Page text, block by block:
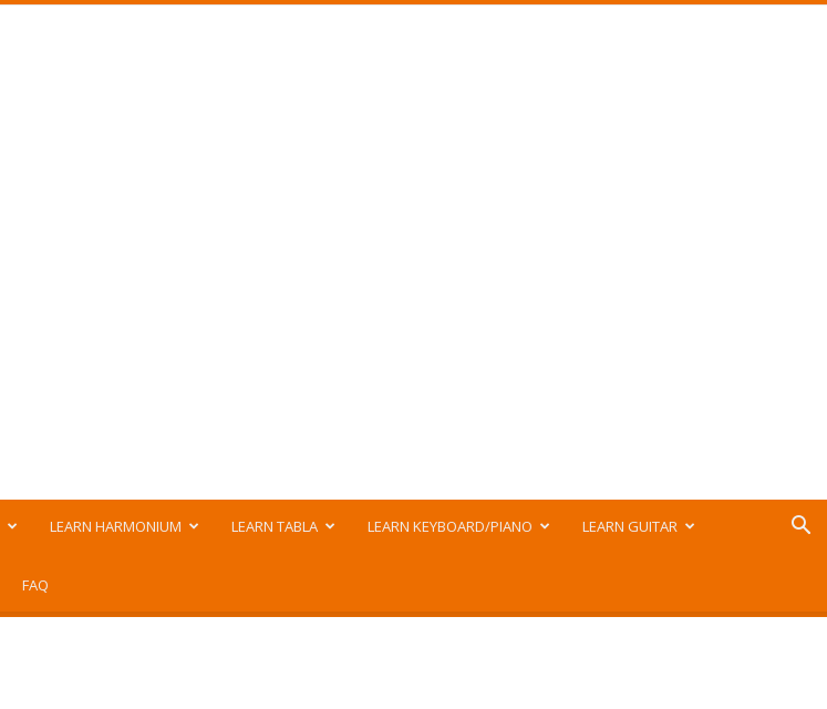
LEARN HARMONIUM LEARN TABLA LEARN KEYBOARD/PIANO LEARN GUITAR
FAQ